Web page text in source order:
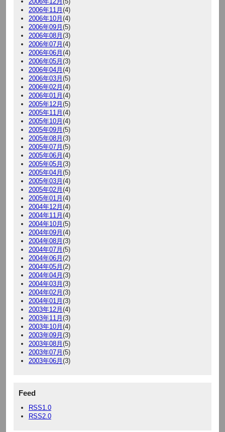
2006年11月 (4)
2006年10月 (4)
2006年09月 (5)
2006年08月 (3)
2006年07月 (4)
2006年06月 (4)
2006年05月 (3)
2006年04月 (4)
2006年03月 (5)
2006年02月 (4)
2006年01月 (4)
2005年12月 (5)
2005年11月 (4)
2005年10月 (4)
2005年09月 (5)
2005年08月 (3)
2005年07月 (5)
2005年06月 (4)
2005年05月 (3)
2005年04月 (5)
2005年03月 (4)
2005年02月 (4)
2005年01月 (4)
2004年12月 (4)
2004年11月 (4)
2004年10月 (5)
2004年09月 (4)
2004年08月 (3)
2004年07月 (5)
2004年06月 (2)
2004年05月 (2)
2004年04月 (3)
2004年03月 (3)
2004年02月 (3)
2004年01月 (3)
2003年12月 (4)
2003年11月 (3)
2003年10月 (4)
2003年09月 (3)
2003年08月 (5)
2003年07月 (5)
2003年06月 (3)
Feed
RSS1.0
RSS2.0